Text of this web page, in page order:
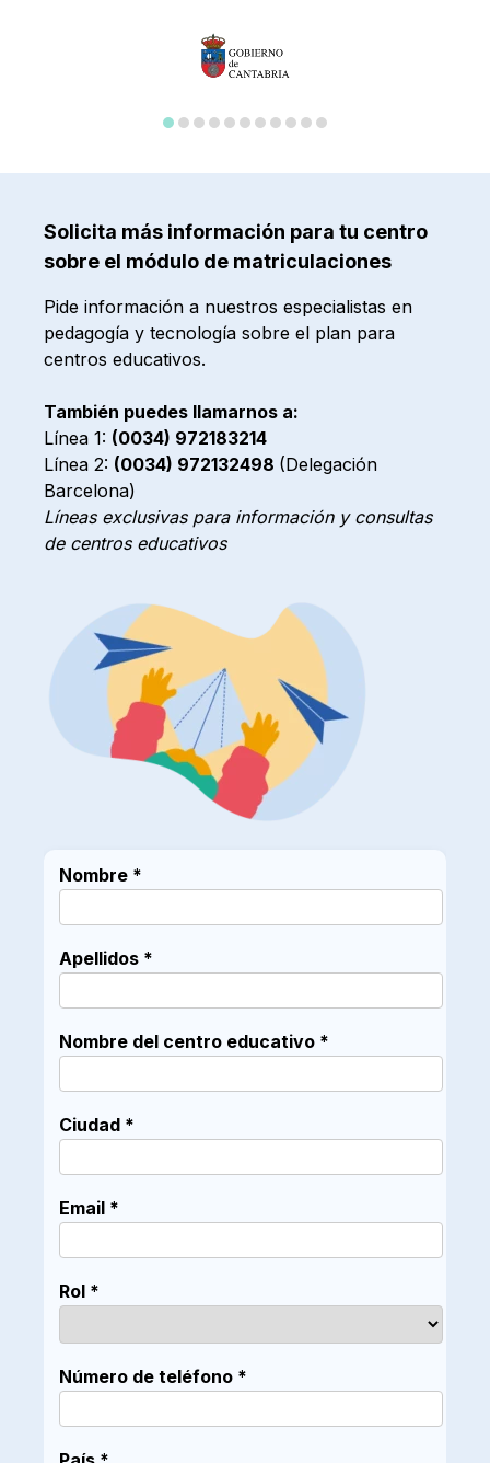
Solicita más información para tu centro
sobre el módulo de matriculaciones
Pide información a nuestros especialistas en
pedagogía y tecnología sobre el plan para
centros educativos.
También puedes llamarnos a:
Línea 1: (0034) 972183214
Línea 2: (0034) 972132498 (Delegación
Barcelona)
Líneas exclusivas para información y consultas
de centros educativos